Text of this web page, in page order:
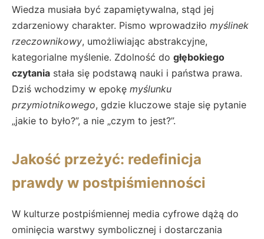
Wiedza musiała być zapamiętywalna, stąd jej
zdarzeniowy charakter. Pismo wprowadziło myślinek
rzeczownikowy, umożliwiając abstrakcyjne,
kategorialne myślenie. Zdolność do głębokiego
czytania stała się podstawą nauki i państwa prawa.
Dziś wchodzimy w epokę myślunku
przymiotnikowego, gdzie kluczowe staje się pytanie
„jakie to było?”, a nie „czym to jest?”.
Jakość przeżyć: redefinicja
prawdy w postpiśmienności
W kulturze postpiśmiennej media cyfrowe dążą do
ominięcia warstwy symbolicznej i dostarczania